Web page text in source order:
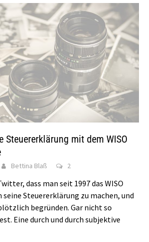
Steuererklärung mit dem WISO
Bettina Blaß 2
dass man seit 1997 das WISO
Steuererklärung zu machen, und
begründen. Gar nicht so
Eine durch und durch subjektive